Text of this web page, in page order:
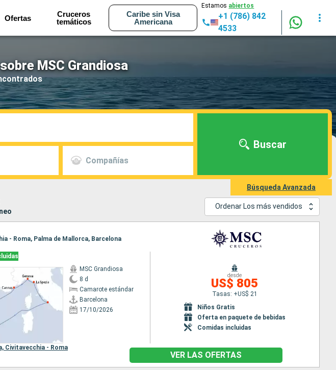
Ofertas
Cruceros
temáticos
Caribe sin Visa
Americana
Estamos abiertos
+1 (786) 842
4533
MSC Grandiosa
Compañías
Buscar
Búsqueda Avanzada
Ordenar Los más vendidos
- Roma, Palma de Mallorca, Barcelona
MSC Grandiosa
8 d
Camarote estándar
Barcelona
17/10/2026
desde
US$ 805
Tasas: +US$ 21
Niños Gratis
Oferta en paquete de bebidas
Comidas incluidas
Civitavecchia - Roma
VER LAS OFERTAS